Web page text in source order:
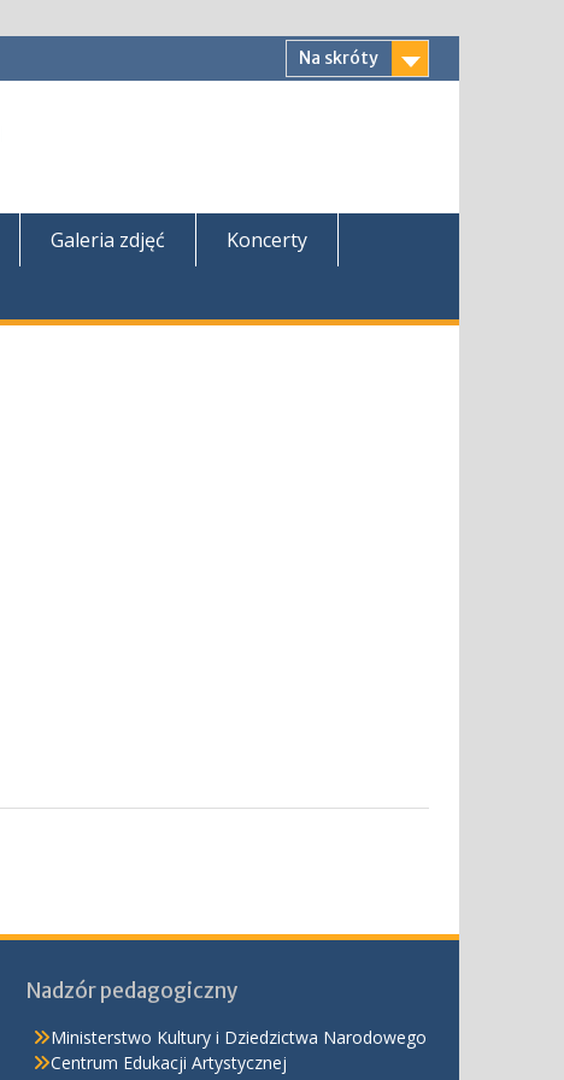
Na skróty
Galeria zdjęć
Koncerty
Nadzór pedagogiczny
Ministerstwo Kultury i Dziedzictwa Narodowego
Centrum Edukacji Artystycznej